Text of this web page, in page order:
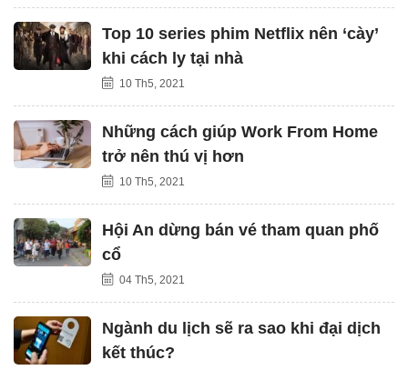
Top 10 series phim Netflix nên ‘cày’
khi cách ly tại nhà
10 Th5, 2021
Những cách giúp Work From Home
trở nên thú vị hơn
10 Th5, 2021
Hội An dừng bán vé tham quan phố
cổ
04 Th5, 2021
Ngành du lịch sẽ ra sao khi đại dịch
kết thúc?